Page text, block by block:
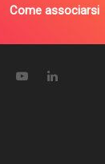
Come associarsi